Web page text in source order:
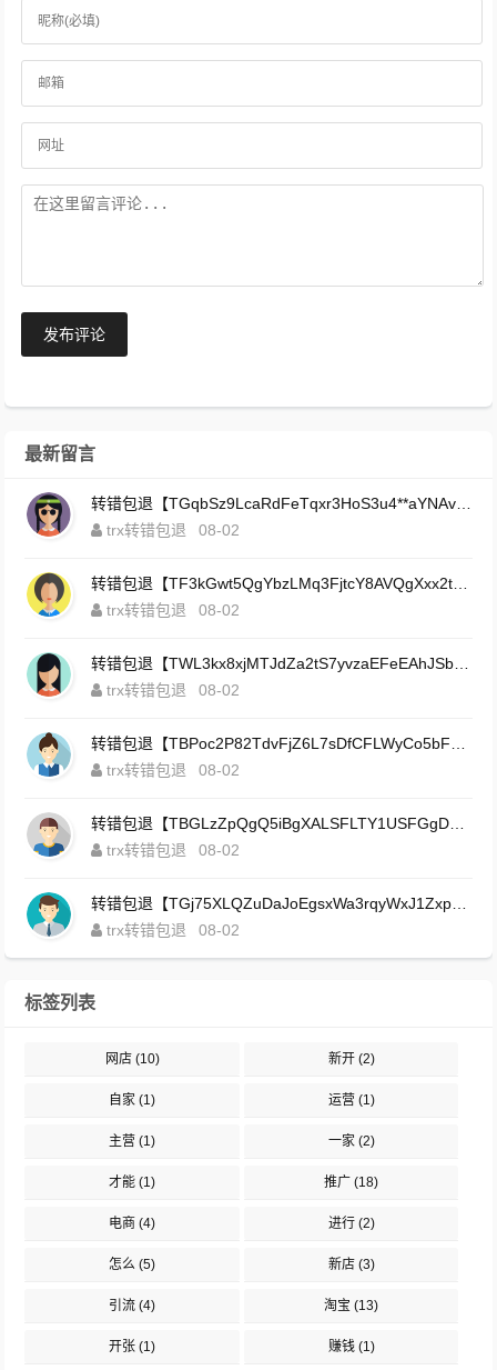
发布评论
最新留言
trx转错包退
08-02
trx转错包退
08-02
trx转错包退
08-02
trx转错包退
08-02
trx转错包退
08-02
trx转错包退
08-02
标签列表
网店(10) 新开(2)
自家 (1) 运营 (1)
主营 (1) 一家(2)
才能 (1) 推广 (18)
电商 (4) 进行(2)
怎么 (5) 新店(3)
引流 (4) 淘宝 (13)
开张 (1) 赚钱(1)